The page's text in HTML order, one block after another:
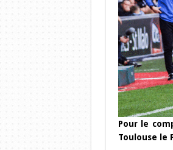
Pour le
Toulouse le